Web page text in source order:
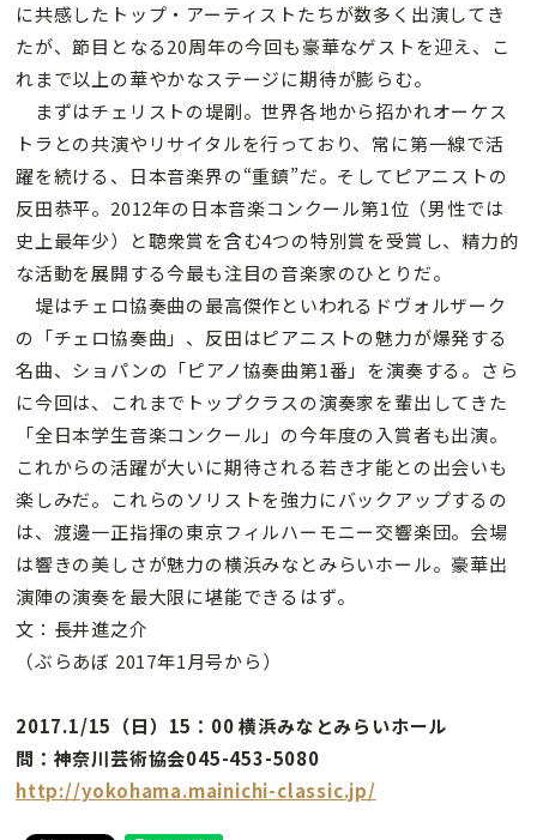
に共感したトップ・アーティストたちが数多く出演してき
たが、節目となる20周年の今回も豪華なゲストを迎え、こ
れまで以上の華やかなステージに期待が膨らむ。
まずはチェリストの堤剛。世界各地から招かれオーケス
トラとの共演やリサイタルを行っており、常に第一線で活
躍を続ける、日本音楽界の“重鎮”だ。そしてピアニストの
反田恭平。2012年の日本音楽コンクール第1位（男性では
史上最年少）と聴衆賞を含む4つの特別賞を受賞し、精力的
な活動を展開する今最も注目の音楽家のひとりだ。
堤はチェロ協奏曲の最高傑作といわれるドヴォルザーク
の「チェロ協奏曲」、反田はピアニストの魅力が爆発する
名曲、ショパンの「ピアノ協奏曲第1番」を演奏する。さら
に今回は、これまでトップクラスの演奏家を輩出してきた
「全日本学生音楽コンクール」の今年度の入賞者も出演。
これからの活躍が大いに期待される若き才能との出会いも
楽しみだ。これらのソリストを強力にバックアップするの
は、渡邊一正指揮の東京フィルハーモニー交響楽団。会場
は響きの美しさが魅力の横浜みなとみらいホール。豪華出
演陣の演奏を最大限に堪能できるはず。
文：長井進之介
（ぶらあぼ 2017年1月号から）
2017.1/15（日）15：00 横浜みなとみらいホール
問：神奈川芸術協会045-453-5080
http://yokohama.mainichi-classic.jp/